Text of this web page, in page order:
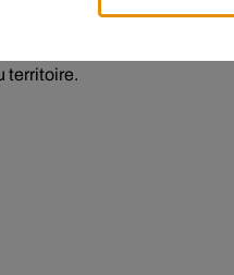
les commerçants
en points. Lancée il y a
territoire.